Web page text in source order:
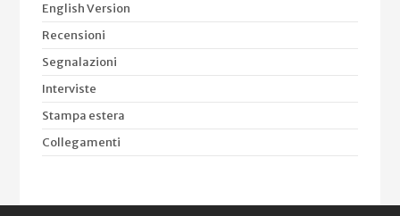
English Version
Recensioni
Segnalazioni
Interviste
Stampa estera
Collegamenti